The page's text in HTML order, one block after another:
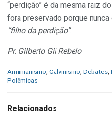
“perdição” é da mesma raiz
fora preservado porque
“filho da perdição”.
Pr. Gilberto Gil Rebelo
C
a
g
Arminianismo Calvinismo Debates
Polêmicas
Relacionados